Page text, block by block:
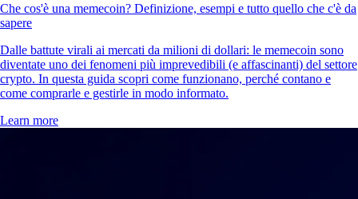
Che cos'è una memecoin? Definizione, esempi e tutto quello che c'è da
sapere
Dalle battute virali ai mercati da milioni di dollari: le memecoin sono
diventate uno dei fenomeni più imprevedibili (e affascinanti) del settore
crypto. In questa guida scopri come funzionano, perché contano e
come comprarle e gestirle in modo informato.
Learn more